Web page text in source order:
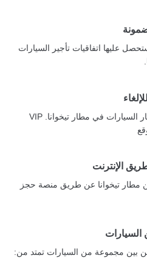
عليها اتفاقيات تأجير السيارات
إلغاء مجاني لايجار السيارات في مطار تيخوانا. VIP
الإنترنت
مطار تيخوانا عن طريق منصة حجز
من بين مجموعة من السيارات تمتد من: